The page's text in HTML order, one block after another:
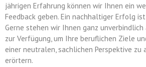
jährigen Erfahrung können wir Ihnen ein
Feedback geben. Ein nachhaltiger Erfolg
Gerne stehen wir Ihnen ganz unverbindlich
zur Verfügung, um Ihre beruflichen Ziele
einer neutralen, sachlichen Perspektive zu
erörtern.